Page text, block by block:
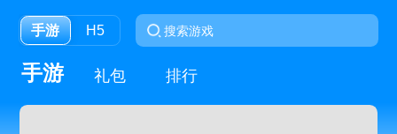
手游 H5
手游 礼包 排行